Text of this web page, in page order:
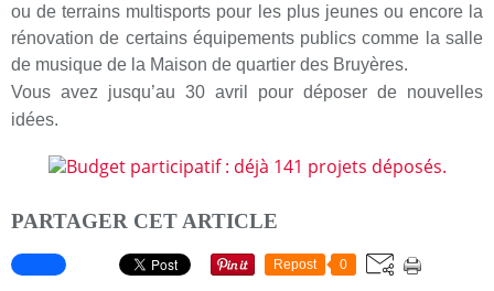
ou de terrains multisports pour les plus jeunes ou encore la
rénovation de certains équipements publics comme la salle
de musique de la Maison de quartier des Bruyères.
Vous avez jusqu’au 30 avril pour déposer de nouvelles
idées.
PARTAGER CET ARTICLE
Repost 0